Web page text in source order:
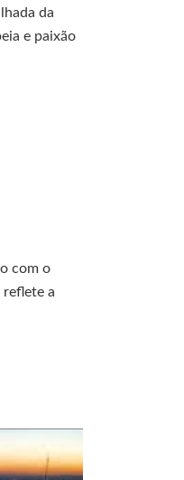
da
e paixão
com o
a